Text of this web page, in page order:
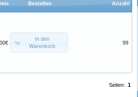
Bestellen Anzahl
In den
Warenkorb
99
Seiten: 1